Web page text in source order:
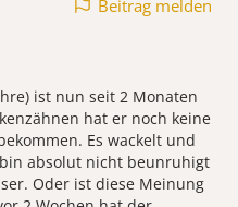
Beitrag melden
ist nun seit 2 Monaten
hat er noch keine
Es wackelt und
absolut nicht beunruhigt
Oder ist diese Meinung